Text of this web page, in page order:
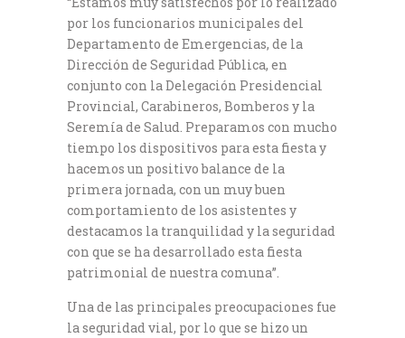
por los funcionarios municipales del
Departamento de Emergencias, de la
Dirección de Seguridad Pública, en
conjunto con la Delegación Presidencial
Provincial, Carabineros, Bomberos y la
Seremía de Salud. Preparamos con mucho
tiempo los dispositivos para esta fiesta y
hacemos un positivo balance de la
primera jornada, con un muy buen
comportamiento de los asistentes y
destacamos la tranquilidad y la seguridad
con que se ha desarrollado esta fiesta
patrimonial de nuestra comuna”.
Una de las principales preocupaciones fue
la seguridad vial, por lo que se hizo un